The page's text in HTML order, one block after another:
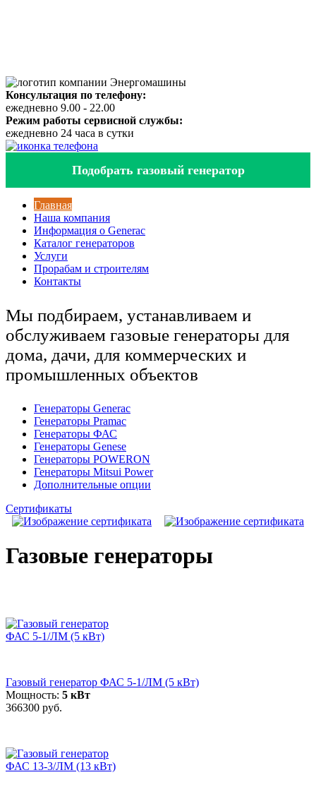
Консультация по телефону:
ежедневно 9.00 - 22.00
Режим работы сервисной службы:
ежедневно 24 часа в сутки
Подобрать газовый генератор
Главная
Наша компания
Информация о Generac
Каталог генераторов
Услуги
Прорабам и строителям
Контакты
Мы подбираем, устанавливаем и
обслуживаем газовые генераторы для
дома, дачи, для коммерческих и
промышленных объектов
Генераторы Generac
Генераторы Pramac
Генераторы ФАС
Генераторы Genese
Генераторы POWERON
Генераторы Mitsui Power
Дополнительные опции
Сертификаты
Газовые генераторы
Газовый генератор ФАС 5-1/ЛМ (5 кВт)
Мощность: 5 кВт
366300 руб.